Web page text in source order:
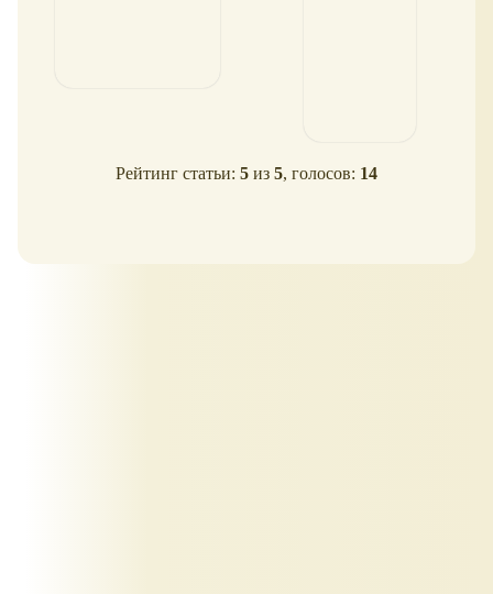
Рейтинг статьи: 5 из 5, голосов: 14